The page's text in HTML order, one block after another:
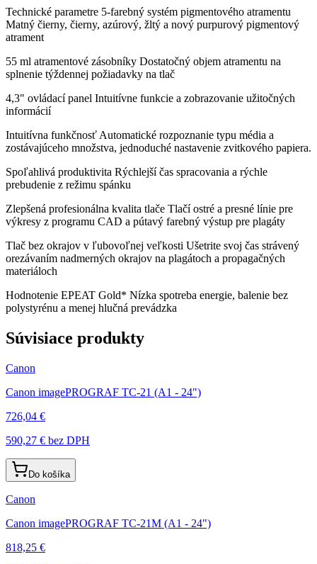
Technické parametre 5-farebný systém pigmentového atramentu
Matný čierny, čierny, azúrový, žltý a nový purpurový pigmentový
atrament
55 ml atramentové zásobníky Dostatočný objem atramentu na
splnenie týždennej požiadavky na tlač
4,3" ovládací panel Intuitívne funkcie a zobrazovanie užitočných
informácií
Intuitívna funkčnosť Automatické rozpoznanie typu média a
zostávajúceho množstva, jednoduché nastavenie zvitkového papiera.
Spoľahlivá produktivita Rýchlejší čas spracovania a rýchle
prebudenie z režimu spánku
Zlepšená profesionálna kvalita tlače Tlačí ostré a presné línie pre
výkresy z programu CAD a pútavý farebný výstup pre plagáty
Tlač bez okrajov v ľubovoľnej veľkosti Ušetrite svoj čas strávený
orezávaním nadmerných okrajov na plagátoch a propagačných
materiáloch
Hodnotenie EPEAT Gold* Nízka spotreba energie, balenie bez
polystyrénu a menej hlučná prevádzka
Súvisiace produkty
Canon
Canon imagePROGRAF TC-21 (A1 - 24")
726,04 €
590,27 € bez DPH
Do košíka
Canon
Canon imagePROGRAF TC-21M (A1 - 24")
818,25 €